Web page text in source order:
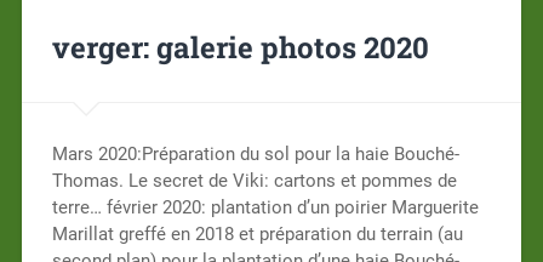
verger: galerie photos 2020
Mars 2020:Préparation du sol pour la haie Bouché-
Thomas. Le secret de Viki: cartons et pommes de
terre… février 2020: plantation d’un poirier Marguerite
Marillat greffé en 2018 et préparation du terrain (au